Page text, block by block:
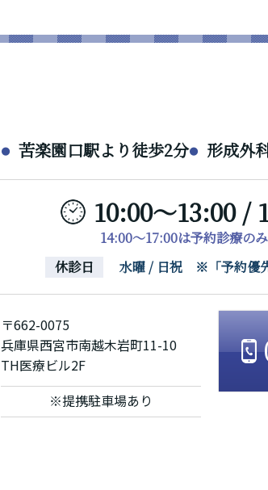
苦楽園口駅より徒歩2分 形成外
10:00～13:00 /
14:00～17:00は予約診療のみ
休診日
水曜 / 日祝 ※「予約優
〒662-0075
兵庫県西宮市南越木岩町11-10
TH医療ビル2F
※提携駐車場あり